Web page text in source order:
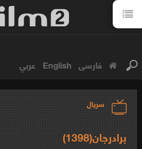
فارسی English عربي
سریال
برادرجان(1398)